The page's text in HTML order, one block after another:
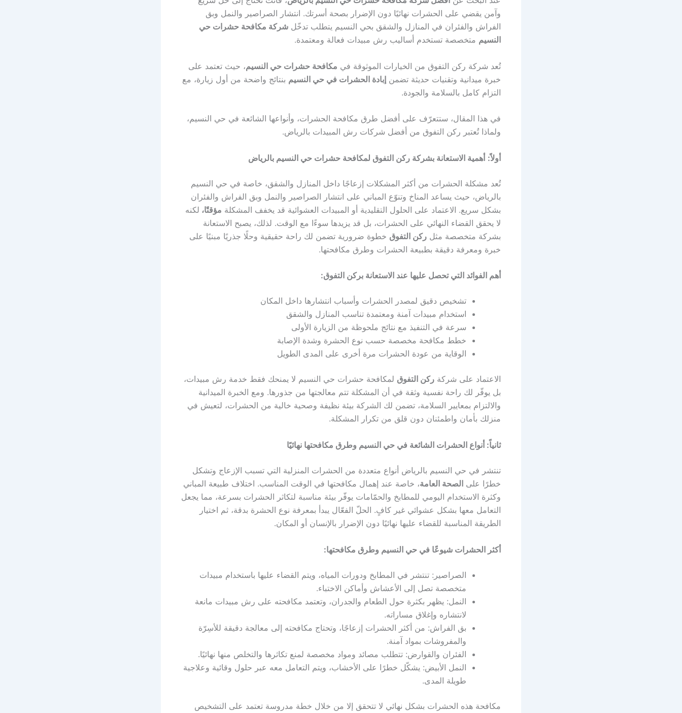
وآمن يقضي على الحشرات نهائيًا دون الإضرار بصحة أسرتك. انتشار الصراصير والنمل وبق
الفراش والفئران في المنازل والشقق بحي النسيم يتطلب تدخّل شركة مكافحة حشرات حي
النسيم متخصصة تستخدم أساليب رش مبيدات فعالة ومعتمدة.
تُعد شركة ركن التفوق من الخيارات الموثوقة في مكافحة حشرات حي النسيم، حيث تعتمد على
خبرة ميدانية وتقنيات حديثة تضمن إبادة الحشرات في حي النسيم بنتائج واضحة من أول زيارة، مع
التزام كامل بالسلامة والجودة.
في هذا المقال، ستتعرّف على أفضل طرق مكافحة الحشرات، وأنواعها الشائعة في حي النسيم،
ولماذا تُعتبر ركن التفوق من أفضل شركات رش المبيدات بالرياض.
أولاً: أهمية الاستعانة بشركة ركن التفوق لمكافحة حشرات حي النسيم بالرياض
تُعد مشكلة الحشرات من أكثر المشكلات إزعاجًا داخل المنازل والشقق، خاصة في حي النسيم
بالرياض، حيث يساعد المناخ وتنوّع المباني على انتشار الصراصير والنمل وبق الفراش والفئران
بشكل سريع. الاعتماد على الحلول التقليدية أو المبيدات العشوائية قد يخفف المشكلة مؤقتًا، لكنه
لا يحقق القضاء النهائي على الحشرات، بل قد يزيدها سوءًا مع الوقت. لذلك، يصبح الاستعانة
بشركة متخصصة مثل ركن التفوق خطوة ضرورية تضمن لك راحة حقيقية وحلًا جذريًا مبنيًا على
خبرة ومعرفة دقيقة بطبيعة الحشرات وطرق مكافحتها.
أهم الفوائد التي تحصل عليها عند الاستعانة بركن التفوق:
تشخيص دقيق لمصدر الحشرات وأسباب انتشارها داخل المكان
استخدام مبيدات آمنة ومعتمدة تناسب المنازل والشقق
سرعة في التنفيذ مع نتائج ملحوظة من الزيارة الأولى
خطط مكافحة مخصصة حسب نوع الحشرة وشدة الإصابة
الوقاية من عودة الحشرات مرة أخرى على المدى الطويل
الاعتماد على شركة ركن التفوق لمكافحة حشرات حي النسيم لا يمنحك فقط خدمة رش مبيدات،
بل يوفّر لك راحة نفسية وثقة في أن المشكلة تتم معالجتها من جذورها. ومع الخبرة الميدانية
والالتزام بمعايير السلامة، تضمن لك الشركة بيئة نظيفة وصحية خالية من الحشرات، لتعيش في
منزلك بأمان واطمئنان دون قلق من تكرار المشكلة.
ثانياً: أنواع الحشرات الشائعة في حي النسيم وطرق مكافحتها نهائيًا
تنتشر في حي النسيم بالرياض أنواع متعددة من الحشرات المنزلية التي تسبب الإزعاج وتشكل
خطرًا على الصحة العامة، خاصة عند إهمال مكافحتها في الوقت المناسب. اختلاف طبيعة المباني
وكثرة الاستخدام اليومي للمطابخ والحمّامات يوفّر بيئة مناسبة لتكاثر الحشرات بسرعة، مما يجعل
التعامل معها بشكل عشوائي غير كافٍ. الحلّ الفعّال يبدأ بمعرفة نوع الحشرة بدقة، ثم اختيار
الطريقة المناسبة للقضاء عليها نهائيًا دون الإضرار بالإنسان أو المكان.
أكثر الحشرات شيوعًا في حي النسيم وطرق مكافحتها:
الصراصير: تنتشر في المطابخ ودورات المياه، ويتم القضاء عليها باستخدام مبيدات
متخصصة تصل إلى الأعشاش وأماكن الاختباء.
النمل: يظهر بكثرة حول الطعام والجدران، وتعتمد مكافحته على رش مبيدات مانعة
لانتشاره وإغلاق مساراته.
بق الفراش: من أكثر الحشرات إزعاجًا، وتحتاج مكافحته إلى معالجة دقيقة للأسِرّة
والمفروشات بمواد آمنة.
الفئران والقوارض: تتطلب مصائد ومواد مخصصة لمنع تكاثرها والتخلص منها نهائيًا.
النمل الأبيض: يشكّل خطرًا على الأخشاب، ويتم التعامل معه عبر حلول وقائية وعلاجية
طويلة المدى.
مكافحة هذه الحشرات بشكل نهائي لا تتحقق إلا من خلال خطة مدروسة تعتمد على التشخيص